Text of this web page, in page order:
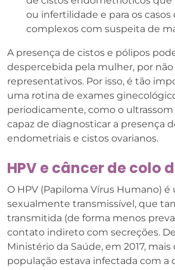
ou infertilidade e para os casos
complexos com suspeita de
A presença de cistos e pólipos
despercebida pela mulher, por
representativos. Por isso, é tão
uma rotina de exames
periodicamente, como o ultrassom
capaz de diagnosticar a presença
endometriais e cistos ovarianos.
HPV e câncer de colo
O HPV (Papiloma Vírus Humano) é
sexualmente transmissível, que
transmitida (de forma menos
contato indireto com secreções.
Ministério da Saúde, em 2017,
população estava infectada com a